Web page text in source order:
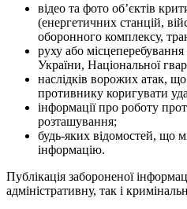
відео та фото об’єктів
(енергетичних станцій,
оборонного комплексу,
руху або
України, Національної
наслідків ворожих атак,
противнику коригувати
інформації про роботу
розташування;
будь-яких відомостей, що
інформацію.
Публікація забороненої
адміністративну, так і